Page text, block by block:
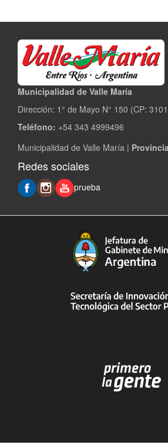
Municipalidad de Valle María
Dirección: 1° de Mayo N° 150 (CP:
Teléfono: +54 343 4999496
Municipalidad de Valle María |
Redes sociales
prueba